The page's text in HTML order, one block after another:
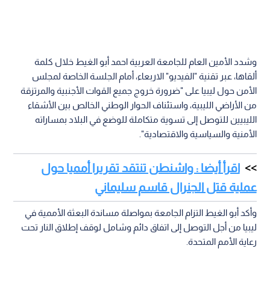
وشدد الأمين العام للجامعة العربية احمد أبو الغيط خلال كلمة
ألقاها، عبر تقنية "الفيديو" الاربعاء، أمام الجلسة الخاصة لمجلس
الأمن حول ليبيا على "ضرورة خروج جميع القوات الأجنبية والمرتزقة
من الأراضي الليبية، واستئناف الحوار الوطني الخالص بين الأشقاء
الليبيين للتوصل إلى تسوية متكاملة للوضع في البلاد بمساراته
الأمنية والسياسية والاقتصادية".
اقرأ أيضا : واشنطن تنتقد تقريرا أمميا حول
عملية قتل الجنرال قاسم سليماني
وأكد أبو الغيط التزام الجامعة بمواصلة مساندة البعثة الأممية في
ليبيا من أجل التوصل إلى اتفاق دائم وشامل لوقف إطلاق النار تحت
رعاية الأمم المتحدة.